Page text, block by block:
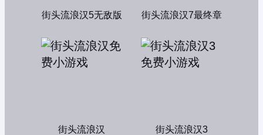
街头流浪汉5无敌版 街头流浪汉7最终章
街头流浪汉 街头流浪汉3